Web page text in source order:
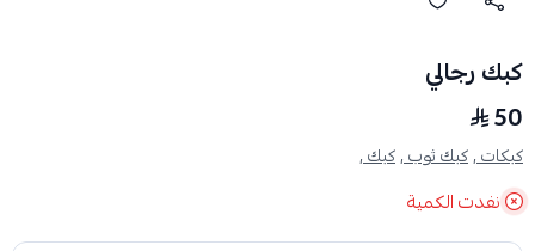
كبك رجالي
50
كبكات ,كبك ثوب ,كبك ,
نفدت الكمية